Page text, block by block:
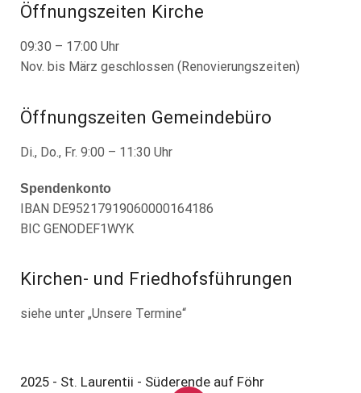
Öffnungszeiten Kirche
09:30 – 17:00 Uhr
Nov. bis März geschlossen (Renovierungszeiten)
Öffnungszeiten Gemeindebüro
Di., Do., Fr. 9:00 – 11:30 Uhr
Spendenkonto
IBAN DE95217919060000164186
BIC GENODEF1WYK
Kirchen- und Friedhofsführungen
siehe unter „Unsere Termine“
2025 - St. Laurentii - Süderende auf Föhr